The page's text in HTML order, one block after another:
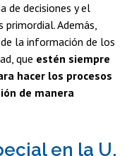
de decisiones y el
Además,
la información de los
que estén siempre
hacer los procesos
de manera
en la U.